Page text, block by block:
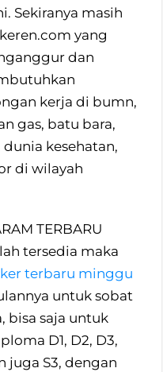
Sekiranya masih
yang
dan
kerja di bumn,
gas, batu bara,
kesehatan,
di wilayah
TERBARU
tersedia maka
terbaru minggu
untuk sobat
bisa saja untuk
D1, D2, D3,
juga S3, dengan